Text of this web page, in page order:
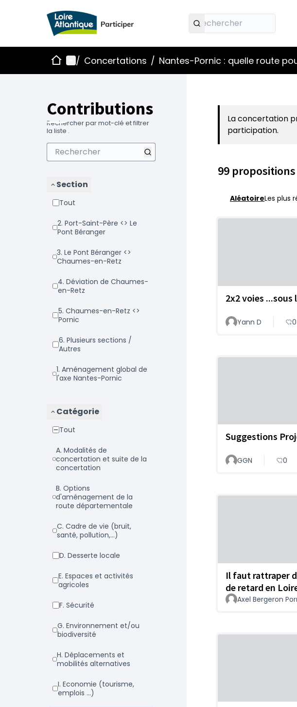
AccueilMenu principal
/ Concertations / Nantes-Pornic : quelle route
Contributions
Rechercher par mot-clé et filtrer
la liste .
Section
Tout
2. Port-Saint-Père <> Le
Pont Béranger
3. Le Pont Béranger <>
Chaumes-en-Retz
4. Déviation de Chaumes-
en-Retz
5. Chaumes-en-Retz <>
Pornic
6. Plusieurs sections /
Autres
1. Aménagement global de
l'axe Nantes-Pornic
Catégorie
Tout
a. Modalités de
concertation et suite de la
concertation
b. Options
d'aménagement de la
route départementale
c. Cadre de vie (bruit,
santé, pollution,...)
d. Desserte locale
e. Espaces et activités
agricoles
f. Sécurité
g. Environnement et/ou
biodiversité
h. Déplacements et
mobilités alternatives
i. Economie (tourisme,
emplois ...)
La concertation
participation.
99 propositions
AléatoireLes plus
2x2 voies ...sous
Yann D 0
Suggestions
GGN 0
Il faut rattraper
de retard en
Axel Bergeron